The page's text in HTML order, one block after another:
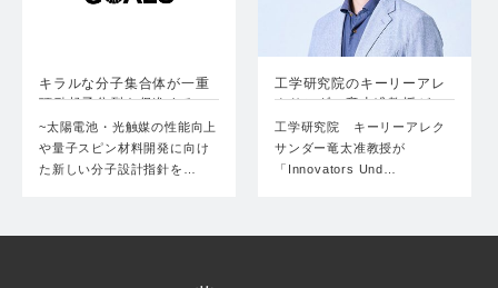
キラルな分子集合体が一重
項励起子分裂を促進する
こ…
~太陽電池・光触媒の性能向上
や量子スピン材料開発に向け
た新しい分子設計指針を…
工学研究院のキーリーアレ
クサンダー竜太准教授が
M…
工学研究院 キーリーアレク
サンダー竜太准教授が
「Innovators Und…